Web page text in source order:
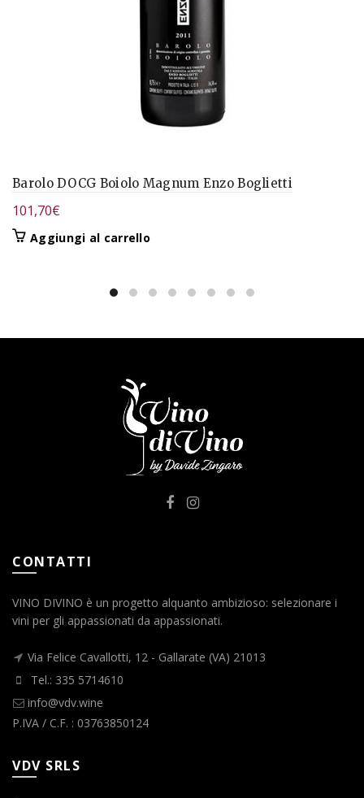
Barolo DOCG Boiolo Magnum Enzo Boglietti
101,70€
Aggiungi al carrello
CONTATTI
VINO DIVINO è un progetto alquanto ambizioso: selezionare i
vini per gli appassionati da appassionati.
Via Felice Cavallotti, 12 - Gallarate (VA) 21013
Tel.: 335 5714610
info@vdv.wine
P.IVA / C.F. : 03763850124
VDV SRLS